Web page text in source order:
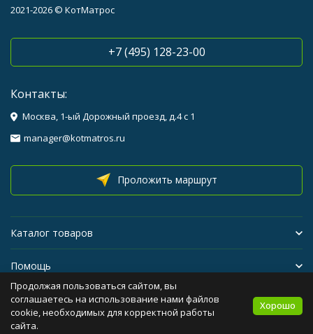
2021-2026 © КотМатрос
+7 (495) 128-23-00
Контакты:
Москва, 1-ый Дорожный проезд, д.4 с 1
manager@kotmatros.ru
Проложить маршрут
Каталог товаров
Помощь
Бренды
Продолжая пользоваться сайтом, вы
соглашаетесь на использование нами файлов
cookie, необходимых для корректной работы
сайта.
Хорошо